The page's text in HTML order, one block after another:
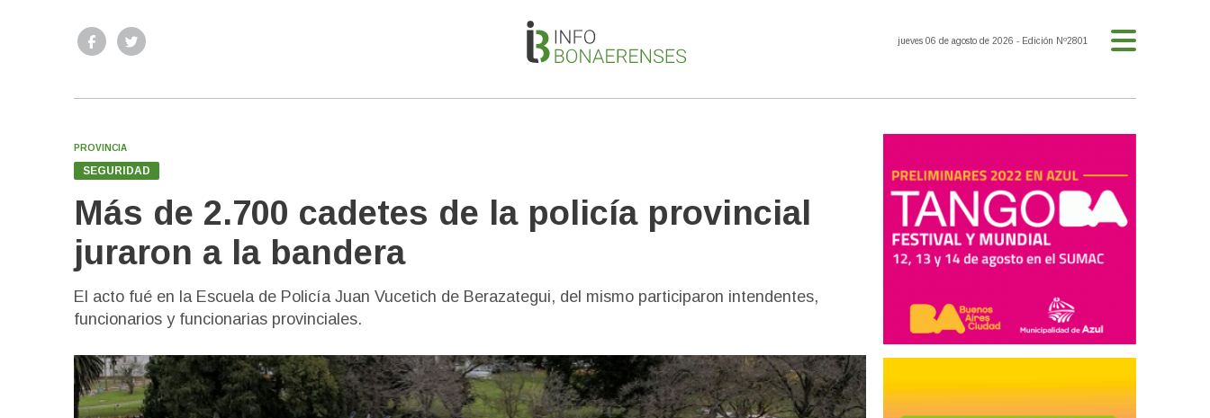
jueves 06 de agosto de 2026 - Edición Nº2801
PROVINCIA
SEGURIDAD
Más de 2.700 cadetes de la policía provincial
juraron a la bandera
El acto fué en la Escuela de Policía Juan Vucetich de Berazategui, del mismo participaron intendentes,
funcionarios y funcionarias provinciales.